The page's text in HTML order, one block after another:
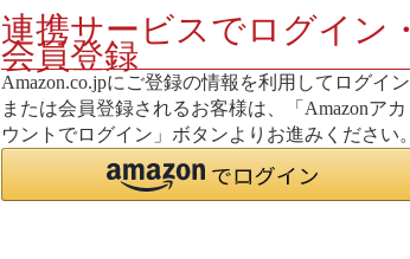
連携サービスでログイン・
会員登録
Amazon.co.jpにご登録の情報を利用してログイン
または会員登録されるお客様は、「Amazonアカ
ウントでログイン」ボタンよりお進みください。